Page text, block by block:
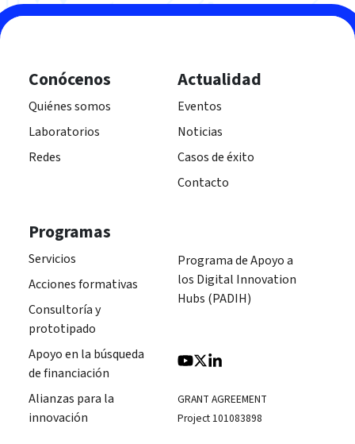
Conócenos
Quiénes somos
Laboratorios
Redes
Actualidad
Eventos
Noticias
Casos de éxito
Contacto
Programas
Servicios
Acciones formativas
Consultoría y
prototipado
Apoyo en la búsqueda
de financiación
Alianzas para la
innovación
Programa de Apoyo a
los Digital Innovation
Hubs (PADIH)
GRANT AGREEMENT
Project 101083898